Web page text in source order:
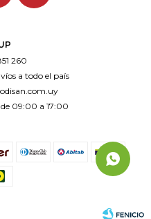
260
a todo el país
de 09:00 a 17:00